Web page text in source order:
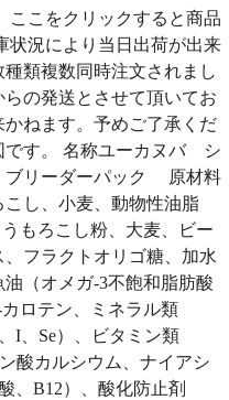
こをクリックすると商品
状況により当日出荷が出来
類複数同時注文されまし
の発送とさせて頂いてお
ねます。予めご了承くだ
です。 名称ユーカヌバ シ
リーダーパック 原材料
し、小麦、動物性油脂
もろこし粉、大麦、ビー
フラクトオリゴ糖、加水
（オメガ-3不飽和脂肪酸
ロテン、ミネラル類
I、Se）、ビタミン類
酸カルシウム、ナイアシ
、B12）、酸化防止剤